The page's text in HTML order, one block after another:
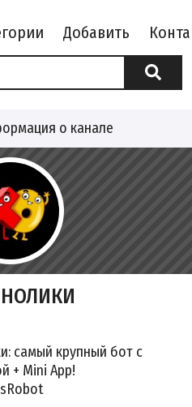
Добавить
о канале
самый крупный бот с
+ Mini App!